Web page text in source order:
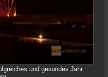
und gesundes Jahr